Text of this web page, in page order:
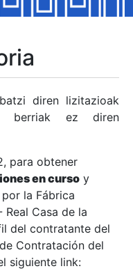
diren lizitazioak
berriak ez diren
para obtener
en curso y
la Fábrica
Casa de la
del contratante del
Contratación del
siguiente link: